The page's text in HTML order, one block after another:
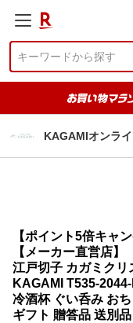
KAGAMIオンラ
【ポイント5倍キャン
【メーカー直営店】
江戸切子 カガミクリ
KAGAMI T535-
冷酒杯 ぐい呑み お
ギフト 贈答品 送別